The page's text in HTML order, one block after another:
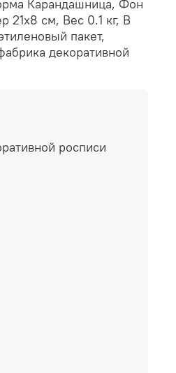
Карандашница, Фон
см, Вес 0.1 кг, В
пакет,
декоративной
росписи